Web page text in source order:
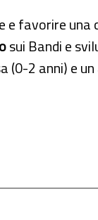
favorire
sui Bandi e
(0-2 anni) e un